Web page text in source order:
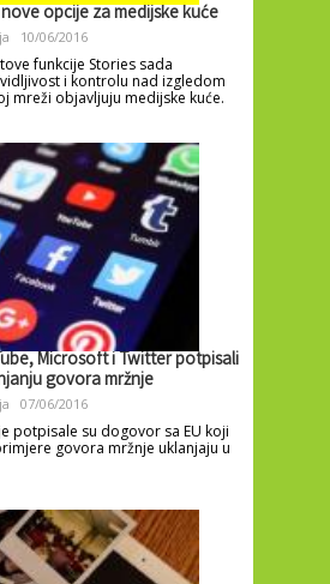
opcije za medijske kuće
10/06/2016
funkcije Stories sada
i kontrolu nad izgledom
mreži objavljuju medijske kuće.
Microsoft i Twitter potpisali
govora mržnje
07/06/2016
potpisale su dogovor sa EU koji
govora mržnje uklanjaju u